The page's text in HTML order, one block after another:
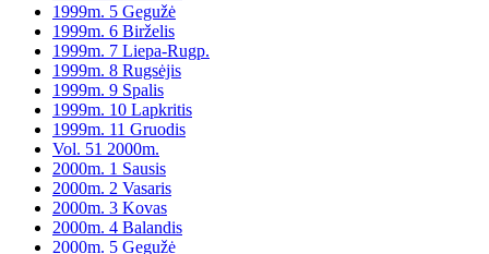
1999m. 5 Gegužė
1999m. 6 Birželis
1999m. 7 Liepa-Rugp.
1999m. 8 Rugsėjis
1999m. 9 Spalis
1999m. 10 Lapkritis
1999m. 11 Gruodis
Vol. 51 2000m.
2000m. 1 Sausis
2000m. 2 Vasaris
2000m. 3 Kovas
2000m. 4 Balandis
2000m. 5 Gegužė